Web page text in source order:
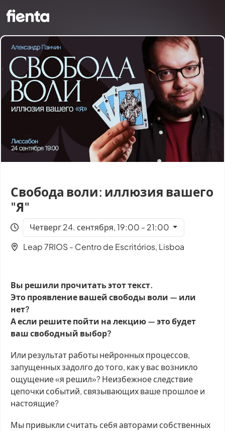
Свобода воли: иллюзия вашего
"Я"
Четверг 24. сентября, 19:00 - 21:00
Leap 7RIOS - Centro de Escritórios, Lisboa
Вы решили прочитать этот текст.
Это проявление вашей свободы воли — или
нет?
А если решите пойти на лекцию — это будет
ваш свободный выбор?
Или результат работы нейронных процессов,
запущенных задолго до того, как у вас возникло
ощущение «я решил»? Неизбежное следствие
цепочки событий, связывающих ваше прошлое и
настоящие?
Мы привыкли считать себя авторами собственных